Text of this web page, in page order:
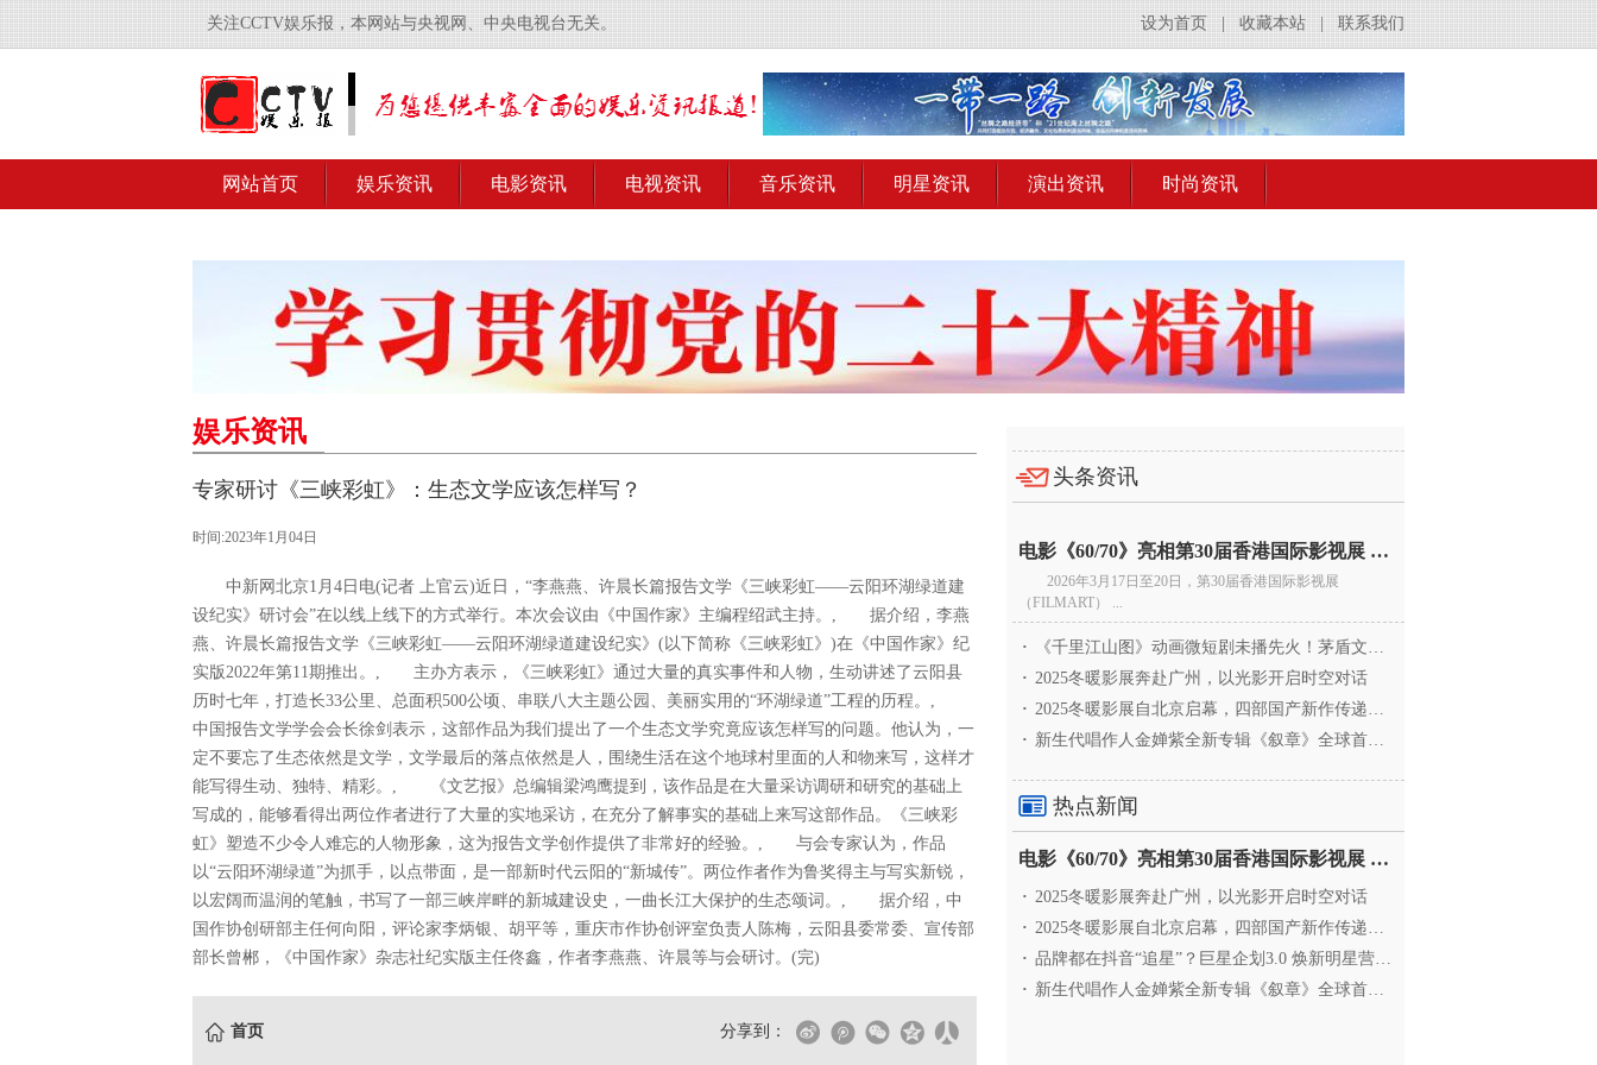
关注CCTV娱乐报，本网站与央视网、中央电视台无关。 联系我们
收藏本站
设为首页
网站首页 娱乐资讯 电影资讯 电视资讯 音乐资讯 明星资讯 演出资讯 时尚资讯
娱乐资讯
专家研讨《三峡彩虹》：生态文学应该怎样写？
时间:2023年1月04日
中新网北京1月4日电(记者 上官云)近日，“李燕燕、许晨长篇报告文学《三峡彩虹——云阳环湖绿道建
设纪实》研讨会”在以线上线下的方式举行。本次会议由《中国作家》主编程绍武主持。, 据介绍，李燕
燕、许晨长篇报告文学《三峡彩虹——云阳环湖绿道建设纪实》(以下简称《三峡彩虹》)在《中国作家》纪
实版2022年第11期推出。, 主办方表示，《三峡彩虹》通过大量的真实事件和人物，生动讲述了云阳县
历时七年，打造长33公里、总面积500公顷、串联八大主题公园、美丽实用的“环湖绿道”工程的历程。,
中国报告文学学会会长徐剑表示，这部作品为我们提出了一个生态文学究竟应该怎样写的问题。他认为，一
定不要忘了生态依然是文学，文学最后的落点依然是人，围绕生活在这个地球村里面的人和物来写，这样才
能写得生动、独特、精彩。, 《文艺报》总编辑梁鸿鹰提到，该作品是在大量采访调研和研究的基础上
写成的，能够看得出两位作者进行了大量的实地采访，在充分了解事实的基础上来写这部作品。《三峡彩
虹》塑造不少令人难忘的人物形象，这为报告文学创作提供了非常好的经验。, 与会专家认为，作品
以“云阳环湖绿道”为抓手，以点带面，是一部新时代云阳的“新城传”。两位作者作为鲁奖得主与写实新锐，
以宏阔而温润的笔触，书写了一部三峡岸畔的新城建设史，一曲长江大保护的生态颂词。, 据介绍，中
国作协创研部主任何向阳，评论家李炳银、胡平等，重庆市作协创评室负责人陈梅，云阳县委常委、宣传部
部长曾郴，《中国作家》杂志社纪实版主任佟鑫，作者李燕燕、许晨等与会研讨。(完)
首页 分享到：
头条资讯
电影《60/70》亮相第30届香港国际影视展 冲刺戛纳备
2026年3月17日至20日，第30届香港国际影视展
（FILMART） ...
·
《千里江山图》动画微短剧未播先火！茅盾文学奖IP首
· 2025冬暖影展奔赴广州，以光影开启时空对话
· 2025冬暖影展自北京启幕，四部国产新作传递银幕温情
· 新生代唱作人金婵紫全新专辑《叙章》全球首发，颠覆
热点新闻
电影《60/70》亮相第30届香港国际影视展 冲刺戛纳备
· 2025冬暖影展奔赴广州，以光影开启时空对话
· 2025冬暖影展自北京启幕，四部国产新作传递银幕温情
· 品牌都在抖音“追星”？巨星企划3.0 焕新明星营销，让
· 新生代唱作人金婵紫全新专辑《叙章》全球首发，颠覆